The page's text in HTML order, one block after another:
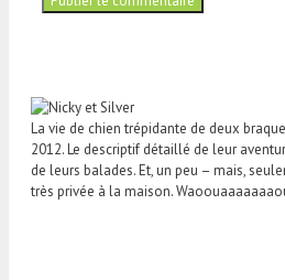
La vie de chien trépidante de deux
2012. Le descriptif détaillé de leur
de leurs balades. Et, un peu – mais,
très privée à la maison.